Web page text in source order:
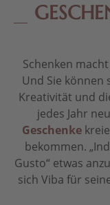
Schenken
Und Sie können
Kreativität und
jedes Jahr
Geschenke
bekommen.
Gusto“ etwas
sich Viba für